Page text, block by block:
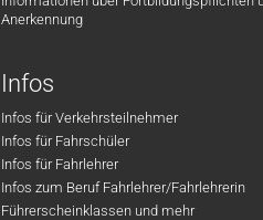
Anerkennung
Infos
Infos für Verkehrsteilnehmer
Infos für Fahrschüler
Infos für Fahrlehrer
Infos zum Beruf Fahrlehrer/Fahrlehrerin
Führerscheinklassen und mehr